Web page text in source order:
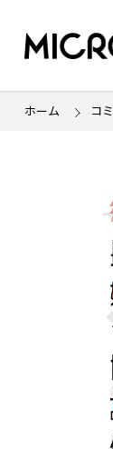
ホーム コ